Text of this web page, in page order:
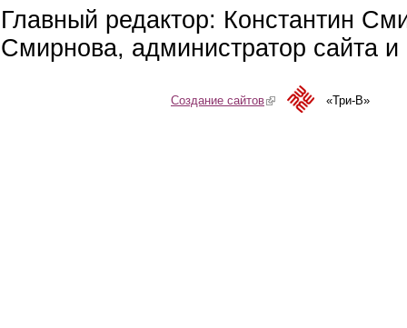
Главный редактор: Константин
Смирнова, администратор сайта
Создание сайтов(link is external)«Три-В»